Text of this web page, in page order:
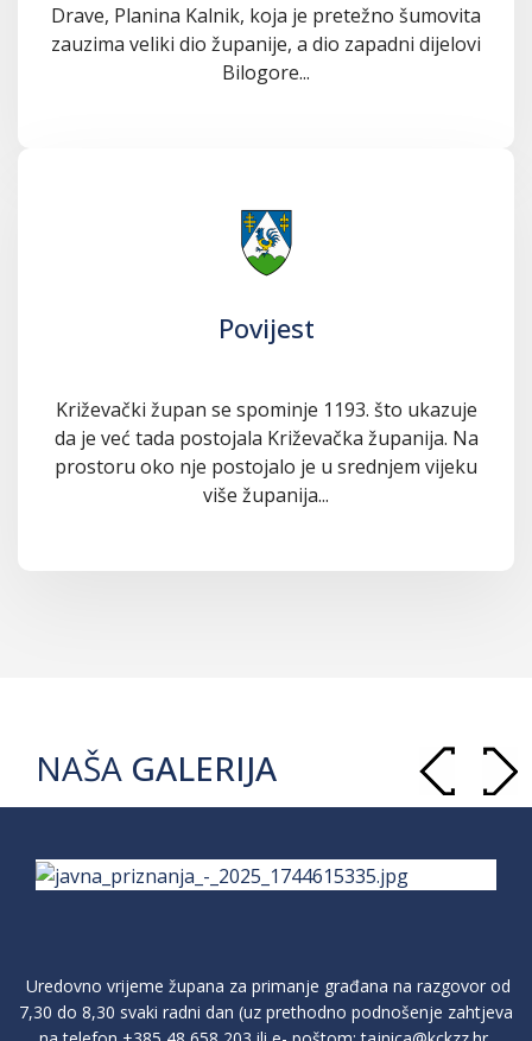
Drave, Planina Kalnik, koja je pretežno šumovita
zauzima veliki dio županije, a dio zapadni dijelovi
Bilogore...
Povijest
Križevački župan se spominje 1193. što ukazuje
da je već tada postojala Križevačka županija. Na
prostoru oko nje postojalo je u srednjem vijeku
više županija...
NAŠA GALERIJA
Uredovno vrijeme župana za primanje građana na razgovor od
7,30 do 8,30 svaki radni dan (uz prethodno podnošenje zahtjeva